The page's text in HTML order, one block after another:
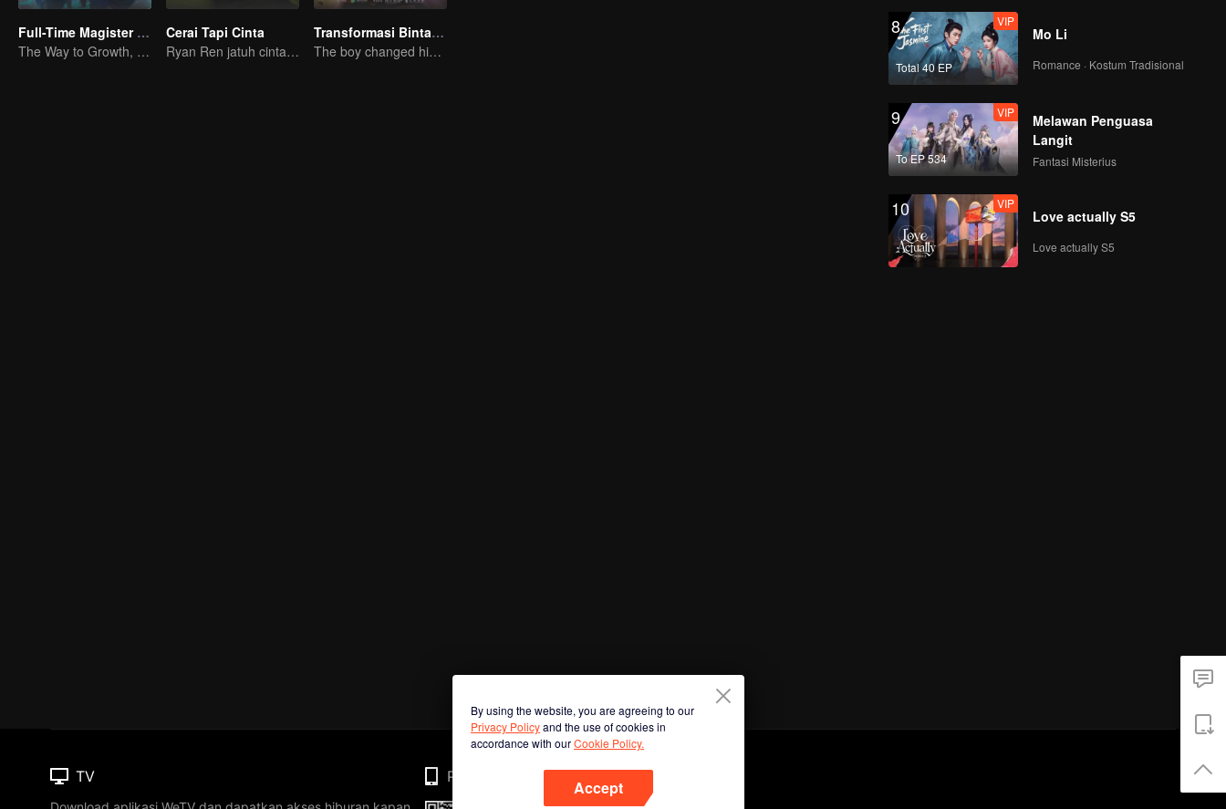
Full-Time Magister SS1
The Way to Growth, Encouragement and Self-improvement
Cerai Tapi Cinta
Ryan Ren jatuh cinta setelah gugat cerai Istrinya?!
Transformasi Bintang S1
The boy changed his life into a king
8
Total 40 EP
VIP
Mo Li
Romance · Kostum Tradisional
9
To EP 534
VIP
Melawan Penguasa
Langit
Fantasi Misterius
10 VIP
Love actually S5
Love actually S5
By using the website, you are agreeing to our
Privacy Policyand the use of cookies in
accordance with ourCookie Policy.
Accept
TV Phone